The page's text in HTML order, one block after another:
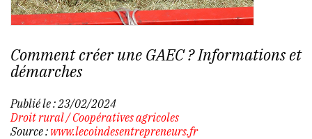
Comment créer une GAEC ? Informations et
démarches
Publié le :23/02/2024
Droit rural/Coopératives agricoles
Source : www.lecoindesentrepreneurs.fr